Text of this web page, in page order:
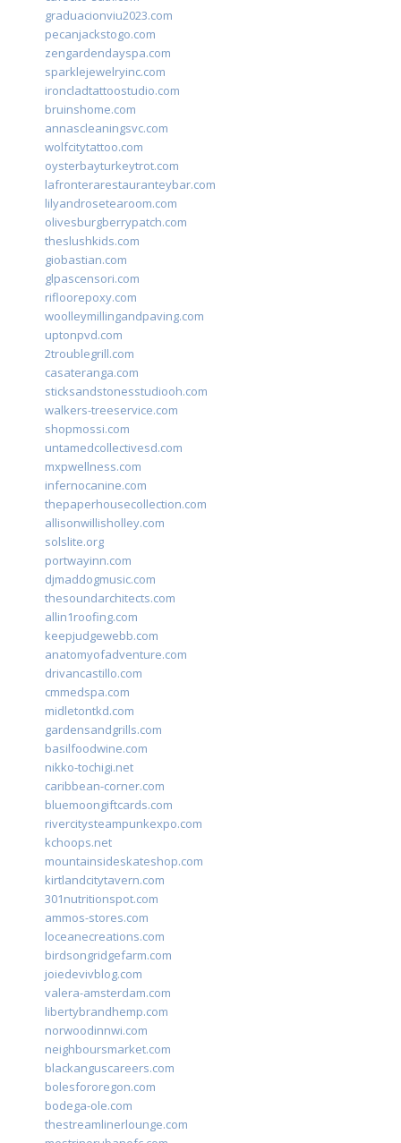
graduacionviu2023.com
pecanjackstogo.com
zengardendayspa.com
sparklejewelryinc.com
ironcladtattoostudio.com
bruinshome.com
annascleaningsvc.com
wolfcitytattoo.com
oysterbayturkeytrot.com
lafronterarestauranteybar.com
lilyandrosetearoom.com
olivesburgberrypatch.com
theslushkids.com
giobastian.com
glpascensori.com
rifloorepoxy.com
woolleymillingandpaving.com
uptonpvd.com
2troublegrill.com
casateranga.com
sticksandstonesstudiooh.com
walkers-treeservice.com
shopmossi.com
untamedcollectivesd.com
mxpwellness.com
infernocanine.com
thepaperhousecollection.com
allisonwillisholley.com
solslite.org
portwayinn.com
djmaddogmusic.com
thesoundarchitects.com
allin1roofing.com
keepjudgewebb.com
anatomyofadventure.com
drivancastillo.com
cmmedspa.com
midletontkd.com
gardensandgrills.com
basilfoodwine.com
nikko-tochigi.net
caribbean-corner.com
bluemoongiftcards.com
rivercitysteampunkexpo.com
kchoops.net
mountainsideskateshop.com
kirtlandcitytavern.com
301nutritionspot.com
ammos-stores.com
loceanecreations.com
birdsongridgefarm.com
joiedevivblog.com
valera-amsterdam.com
libertybrandhemp.com
norwoodinnwi.com
neighboursmarket.com
blackanguscareers.com
bolesfororegon.com
bodega-ole.com
thestreamlinerlounge.com